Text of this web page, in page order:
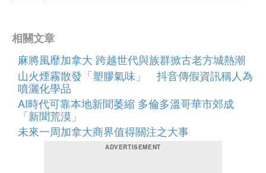
相關文章
麻將風靡加拿大 跨越世代與族群掀古老方城熱潮
山火煙霧散發「塑膠氣味」 抖音傳假資訊稱人為
噴灑化學品
AI時代可靠本地新聞萎縮 多倫多溫哥華市郊成
「新聞荒漠」
未來一周加拿大商界值得關注之大事